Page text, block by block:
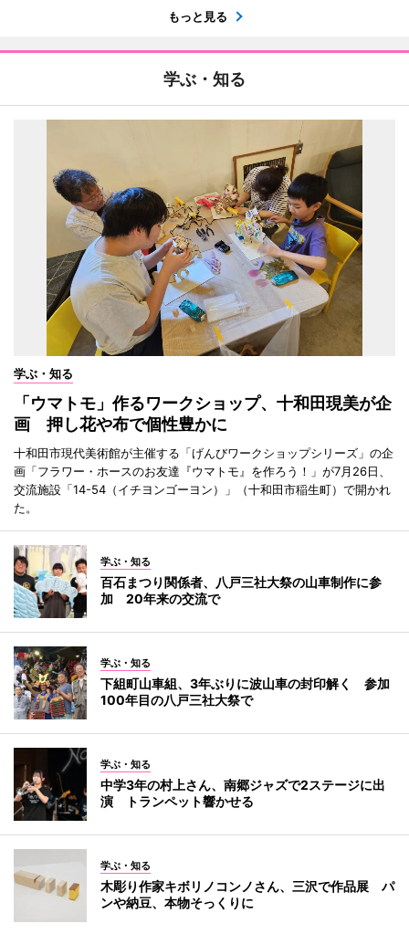
もっと見る
学ぶ・知る
学ぶ・知る
「ウマトモ」作るワークショップ、十和田現美が企
画 押し花や布で個性豊かに
十和田市現代美術館が主催する「げんびワークショップシリーズ」の企
画「フラワー・ホースのお友達『ウマトモ』を作ろう！」が7月26日、
交流施設「14-54（イチヨンゴーヨン）」（十和田市稲生町）で開かれ
た。
学ぶ・知る
百石まつり関係者、八戸三社大祭の山車制作に参
加 20年来の交流で
学ぶ・知る
下組町山車組、3年ぶりに波山車の封印解く 参加
100年目の八戸三社大祭で
学ぶ・知る
中学3年の村上さん、南郷ジャズで2ステージに出
演 トランペット響かせる
学ぶ・知る
木彫り作家キボリノコンノさん、三沢で作品展 パ
ンや納豆、本物そっくりに